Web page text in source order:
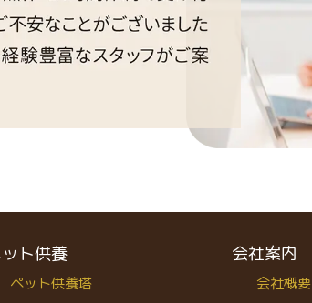
ト供養
ペット供養塔
会社案内
会社概要